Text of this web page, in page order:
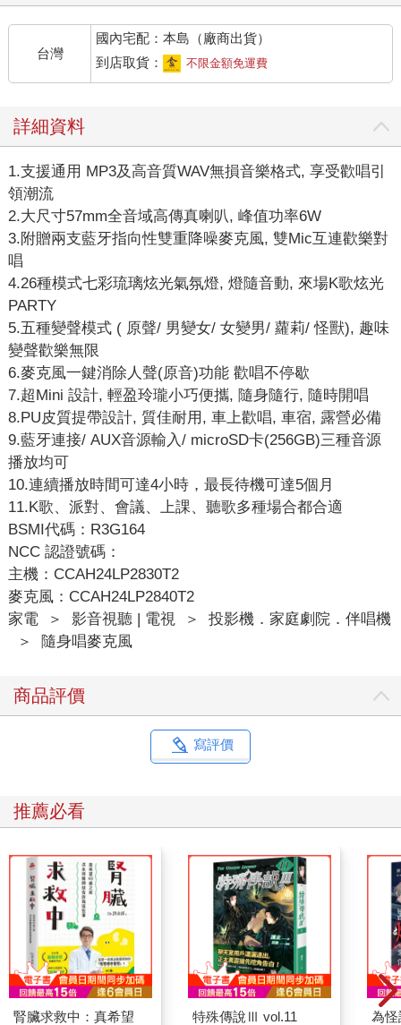
台灣
國內宅配：本島（廠商出貨）
到店取貨：
不限金額免運費
詳細資料
1.支援通用 MP3及高音質WAV無損音樂格式, 享受歡唱引
領潮流
2.大尺寸57mm全音域高傳真喇叭, 峰值功率6W
3.附贈兩支藍牙指向性雙重降噪麥克風, 雙Mic互連歡樂對
唱
4.26種模式七彩琉璃炫光氣氛燈, 燈隨音動, 來場K歌炫光
PARTY
5.五種變聲模式 ( 原聲/ 男變女/ 女變男/ 蘿莉/ 怪獸), 趣味
變聲歡樂無限
6.麥克風一鍵消除人聲(原音)功能 歡唱不停歇
7.超Mini 設計, 輕盈玲瓏小巧便攜, 隨身隨行, 隨時開唱
8.PU皮質提帶設計, 質佳耐用, 車上歡唱, 車宿, 露營必備
9.藍牙連接/ AUX音源輸入/ microSD卡(256GB)三種音源
播放均可
10.連續播放時間可達4小時，最長待機可達5個月
11.K歌、派對、會議、上課、聽歌多種場合都合適
BSMI代碼：R3G164
NCC 認證號碼：
主機：CCAH24LP2830T2
麥克風：CCAH24LP2840T2
家電
＞ 影音視聽 | 電視 ＞
投影機．家庭劇院．伴唱機
＞
隨身唱麥克風
商品評價
寫評價
推薦必看
腎臟求救中：真希望
特殊傳說Ⅲ vol.11 為怪